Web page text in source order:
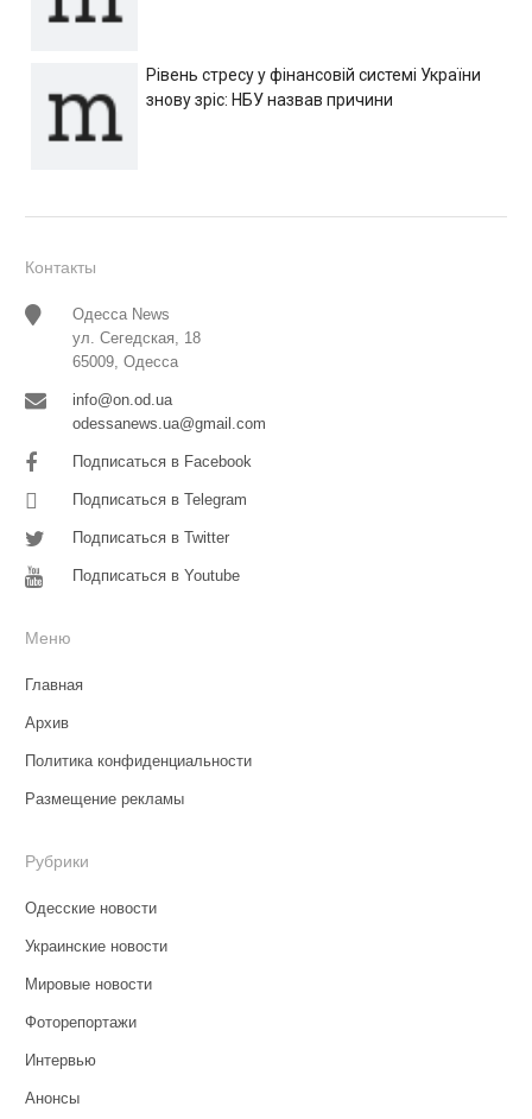
Рівень стресу у фінансовій системі України
знову зріс: НБУ назвав причини
Контакты
Одесса News
ул. Сегедская, 18
65009, Одесса
info@on.od.ua
odessanews.ua@gmail.com
Подписаться в Facebook
Подписаться в Telegram
Подписаться в Twitter
Подписаться в Youtube
Меню
Главная
Архив
Политика конфиденциальности
Размещение рекламы
Рубрики
Одесские новости
Украинские новости
Мировые новости
Фоторепортажи
Интервью
Анонсы